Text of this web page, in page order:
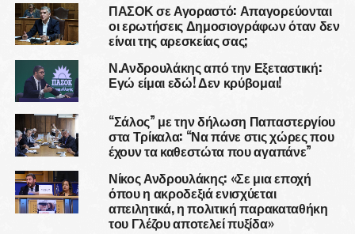
ΠΑΣΟΚ σε Αγοραστό: Απαγορεύονται
οι ερωτήσεις Δημοσιογράφων όταν δεν
είναι της αρεσκείας σας;
Ν.Ανδρουλάκης από την Εξεταστική:
Εγώ είμαι εδώ! Δεν κρύβομαι!
“Σάλος” με την δήλωση Παπαστεργίου
στα Τρίκαλα: “Να πάνε στις χώρες που
έχουν τα καθεστώτα που αγαπάνε”
Νίκος Ανδρουλάκης: «Σε μια εποχή
όπου η ακροδεξιά ενισχύεται
απειλητικά, η πολιτική παρακαταθήκη
του Γλέζου αποτελεί πυξίδα»